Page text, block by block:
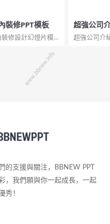
裝修PPT模板
修設計幻燈片模
的寬屏設計，界面
。適合裝修公司業
裝修效果圖演示等
超強公司
PT模板
超強公司介
傳公司介
感黑色磨
調，半透明
動態演示效
能非常強大
的支援與關注，BBNEW PPT
，我們願與你一起成長，一起
秀！